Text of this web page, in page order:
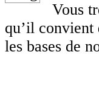
Vous
qu’il convient
les bases de